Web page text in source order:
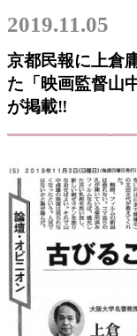
2019.11.05
京都民報に上倉
た「映画監督山
が掲載‼